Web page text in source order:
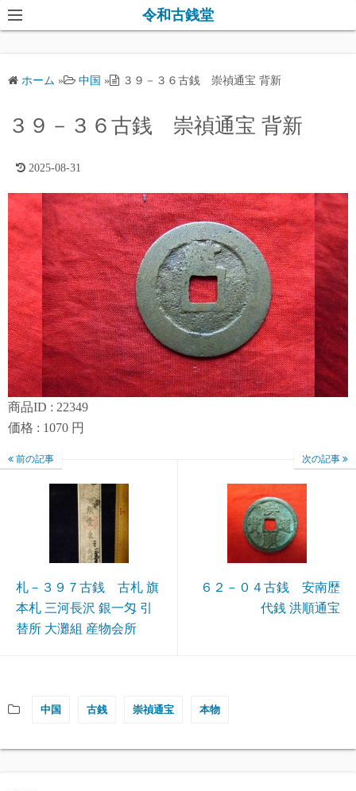
コ
ン
プ
令和古銭堂
ホーム » 中国 » ３９－３６古銭 崇禎通宝 背新
３９－３６古銭 崇禎通宝 背新
2025-08-31
商品ID : 22349
価格 : 1070 円
前の記事
札－３９７古銭 古札 旗
本札 三河長沢 銀一匁 引
替所 大灘組 産物会所
次の記事
６２－０４古銭 安南歴
代銭 洪順通宝
中国 古銭 崇禎通宝 本物